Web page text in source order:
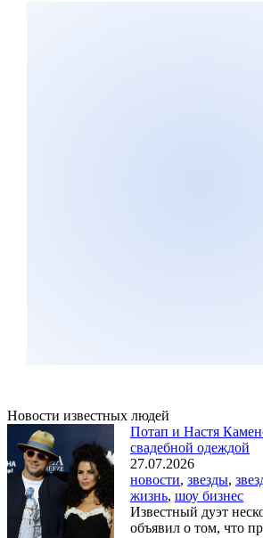
Новости известных людей
Потап и Настя
свадебной одеждой
27.07.2026
новости, звезды,
жизнь, шоу бизнес
Известный дуэт
объявил о том, что